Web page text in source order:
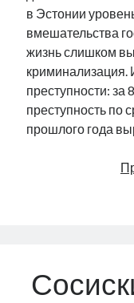
в Эстонии
вмешательства
жизнь слишком
криминализация.
преступности: за
преступность по
прошлого года